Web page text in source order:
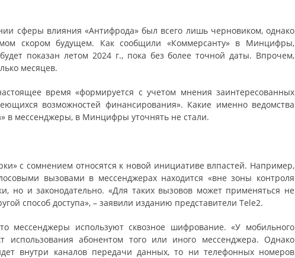
сферы влияния «Антифрода» был всего лишь черновиком, однако
скором будущем. Как сообщили «Коммерсанту» в Минцифры,
показан летом 2024 г., пока без более точной даты. Впрочем,
месяцев.
время «формируется с учетом мнения заинтересованных
возможностей финансирования». Какие именно ведомства
в мессенджеры, в Минцифры уточнять не стали.
с сомнением относятся к новой инициативе влпастей. Например,
вызовами в мессенджерах находится «вне зоны контроля
но и законодательно. «Для таких вызовов может применяться не
способ доступа», – заявили изданию представители Tele2.
мессенджеры используют сквозное шифрование. «У мобильного
использования абонентом того или иного мессенджера. Однако
внутри каналов передачи данных, то ни телефонных номеров